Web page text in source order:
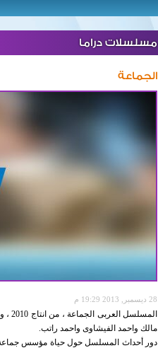
مسلسلات دراما
الجماعة
28 ديسمبر, 2013 19:29 م
مالك واحمد الفيشاوى واحمد راتب.
دور أحداث المسلسل حول حياة مؤسس جماعة